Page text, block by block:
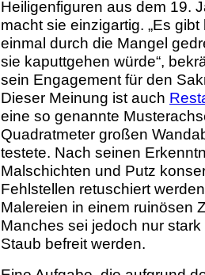
Heiligenfiguren aus dem 19.
macht sie einzigartig. „Es
einmal durch die Mangel
sie kaputtgehen würde“,
sein Engagement für den
Dieser Meinung ist auch
eine so genannte
Quadratmeter großen
testete. Nach seinen
Malschichten und Putz
Fehlstellen retuschiert
Malereien in einem ruinösen
Manches sei jedoch nur
Staub befreit werden.